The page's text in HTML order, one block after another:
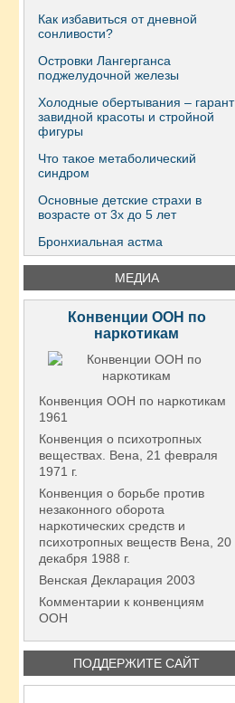
Как избавиться от дневной
сонливости?
Островки Лангерганса
поджелудочной железы
Холодные обертывания – гарант
завидной красоты и стройной
фигуры
Что такое метаболический
синдром
Основные детские страхи в
возрасте от 3х до 5 лет
Бронхиальная астма
МЕДИА
Конвенции ООН по
наркотикам
Конвенция ООН по наркотикам
1961
Конвенция о психотропных
веществах. Вена, 21 февраля
1971 г.
Конвенция о борьбе против
незаконного оборота
наркотических средств и
психотропных веществ Вена, 20
декабря 1988 г.
Венская Декларация 2003
Комментарии к конвенциям
ООН
ПОДДЕРЖИТЕ САЙТ